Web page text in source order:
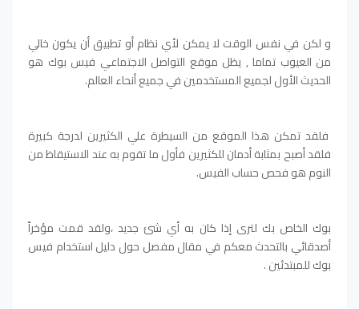
و لكن في نفس الوقت لا يمكن لأي نظام أو تطبيق أن يكون خالي
من العيوب تماما , يظل موقع التواصل الاجتماعي فيس بوك هو
الحديث الأول لجميع المستخدمين في جميع أنحاء العالم.
فلقد تمكن هذا الموقع من السيطرة علي الكثيرين لدرجة كبيرة
فلقد أصبح بمثابة أدمان للكثيرين فأول ما تقوم به عند الاستيقاظ من
النوم هو فحص حساب الفيس.
بوك الخاص بك لترى إذا كان به أي شئ جديد ،ولقد قمت مؤخراً
أصدقائي بالتحدث معكم في مقال مفصل حول دليل استخدام فيس
بوك للمبتدئين .